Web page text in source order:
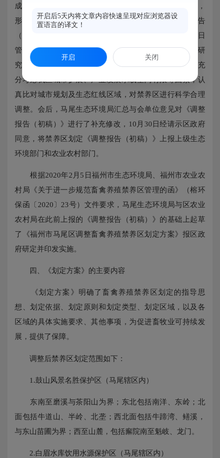
成了《马尾区畜禽养殖禁养区划定调整方案（初稿）》，
形成了《马尾区畜禽养殖禁养区划定排查情况调整报告
（初稿）》等系列材料报请区政府研定。2019年10月25日
管委会主任、区政府区长许用贵主持召开专题会予以研
究，要求在基本保障我区生猪市场供需平衡的情况下，充
分考虑我区城市扩展、产业发展承载空间有限等因素，认
真比对城市规划及生态红线区域，对禁养区进行科学合理
调整。会后，马尾生态环境局汇总与会单位意见对《调整
报告（初稿）》进行了补充修改，10月30日经请示区政府
同意，将禁养区划定《调整报告（初稿）》上报上级生态
环境部门和农业农村部门。
根据2020年2月5日福州市生态环境局、福州市农业农
村局《关于进一步规范畜禽养殖禁养区管理的函》（榕环
保函〔2020〕23号）文件要求，马尾生态环境局与区农业
农村局在此前上报的《调整报告（初稿）》的基础上起草
了《福州市马尾区调整畜禽养殖禁养区划定方案》报区政
府研定并印发实施。
四、《划定方案》的主要内容
《划定方案》明确了畜禽养殖禁养区划定的指导思
想、划定依据、划定原则和划定类型、划定区域，以及各
区域的具体实施要求、其他事项，为促进畜牧业可持续发
展，提供了保障。
调整后禁养区划定范围如下：
1.鼓山风景名胜保护区（马尾辖区内）
东南至磨溪与茶阳山为界；东北包括南洋、东岭；北
面包括牛道山、半岭、北垄；西北面包括牛蹄湾、鳝溪，
与东山苗圃为界；西至山麓，包括廨院南至魁岐、龙门。
2.白眉水库饮用水源保护区（马尾辖区内）
开启后5天内将文章内容快速呈现对应浏览器设
置语言的译文！
开启 关闭